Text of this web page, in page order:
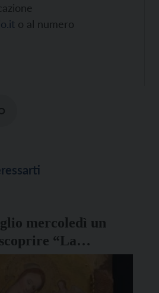
o al numero
mercoledì un
“La